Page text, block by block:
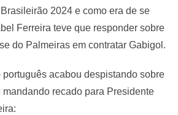
2024 e como era de se
Ferreira teve que responder sobre
do Palmeiras em contratar Gabigol.
português acabou despistando sobre
recado para Presidente